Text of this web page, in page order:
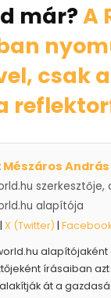
már?A
csak
Mészáros András
szerkesztője,
alapítója
| X (Twitter) |
alapítójaként
írásaiban
át a